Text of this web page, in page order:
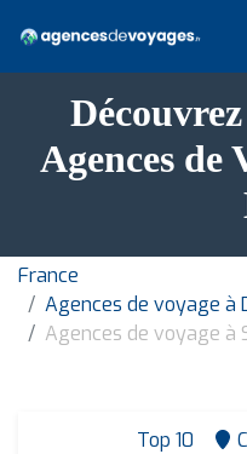
Agences de
France
Agences de voyage à
Agences de voyage à
Top 10